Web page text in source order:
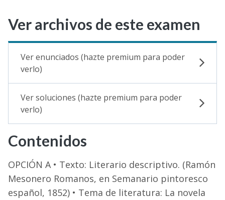
Ver archivos de este examen
Ver enunciados (hazte premium para poder
verlo)
Ver soluciones (hazte premium para poder
verlo)
Contenidos
OPCIÓN A • Texto: Literario descriptivo. (Ramón
Mesonero Romanos, en Semanario pintoresco
español, 1852) • Tema de literatura: La novela